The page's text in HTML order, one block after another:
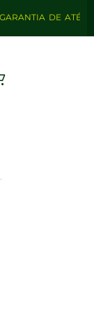
ATÉ 4 ANOS